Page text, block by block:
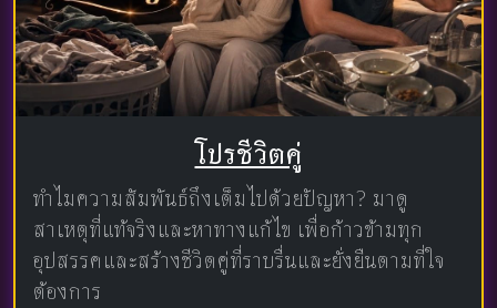
โปรชีวิตคู่
ทำไมความสัมพันธ์ถึงเต็มไปด้วยปัญหา? มาดู
สาเหตุที่แท้จริงและหาทางแก้ไข เพื่อก้าวข้ามทุก
อุปสรรคและสร้างชีวิตคู่ที่ราบรื่นและยั่งยืนตามที่ใจ
ต้องการ